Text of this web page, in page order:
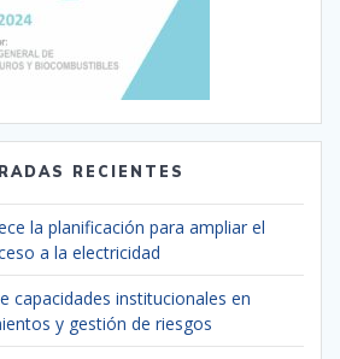
RECIENTES
la planificación para ampliar el
a la electricidad
capacidades institucionales en
y gestión de riesgos